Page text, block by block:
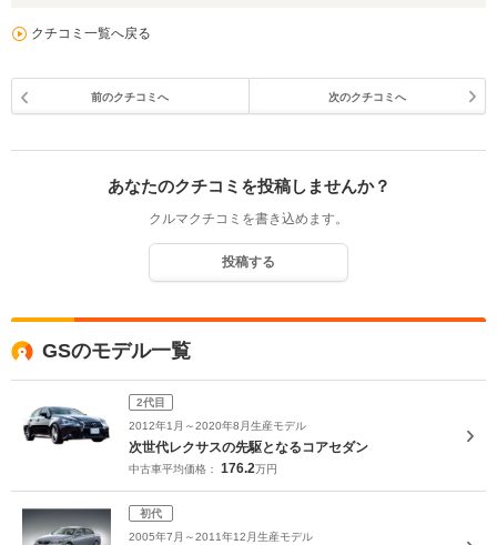
クチコミ一覧へ戻る
前のクチコミへ 次のクチコミへ
あなたのクチコミを投稿しませんか？
クルマクチコミを書き込めます。
投稿する
GSのモデル一覧
2代目
2012年1月～2020年8月生産モデル
次世代レクサスの先駆となるコアセダン
中古車平均価格： 176.2万円
初代
2005年7月～2011年12月生産モデル